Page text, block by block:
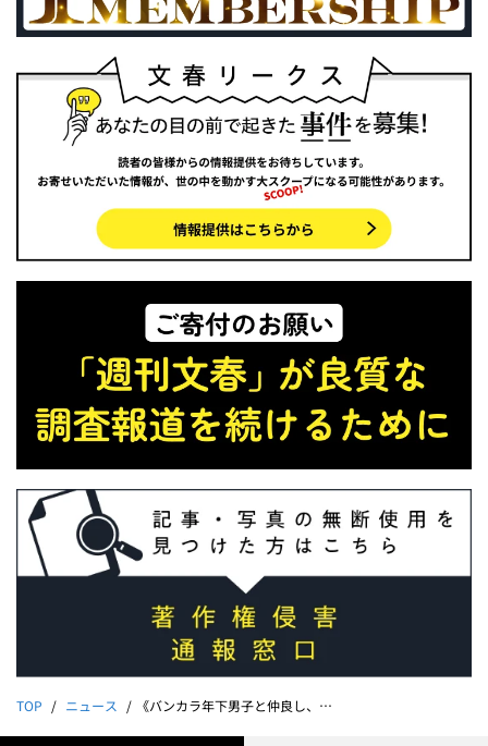
TOP ニュース 《バンカラ年下男子と仲良し、発表資料は厚さ2倍、極秘就活…》愛子さまキャンパスライフは“超リア充”だった！